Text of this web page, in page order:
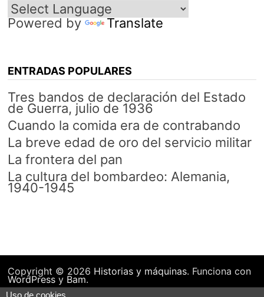
Powered by Translate
ENTRADAS POPULARES
Tres bandos de declaración del Estado
de Guerra, julio de 1936
Cuando la comida era de contrabando
La breve edad de oro del servicio militar
La frontera del pan
La cultura del bombardeo: Alemania,
1940-1945
Copyright © 2026 Historias y máquinas. Funciona con
WordPressy Bam.
Uso de cookies